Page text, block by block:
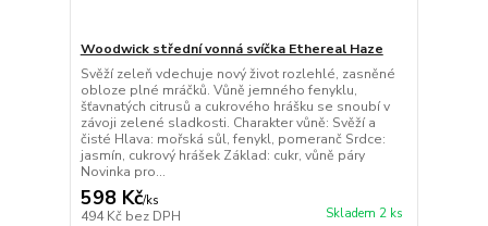
Woodwick střední vonná svíčka Ethereal Haze
Svěží zeleň vdechuje nový život rozlehlé, zasněné
obloze plné mráčků. Vůně jemného fenyklu,
šťavnatých citrusů a cukrového hrášku se snoubí v
závoji zelené sladkosti. Charakter vůně: Svěží a
čisté Hlava: mořská sůl, fenykl, pomeranč Srdce:
jasmín, cukrový hrášek Základ: cukr, vůně páry
Novinka pro...
598 Kč/ks
494 Kč bez DPH Skladem 2 ks